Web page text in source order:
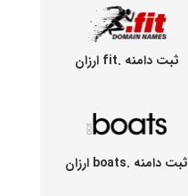
ثبت دامنه .fit ارزان
ثبت دامنه .boats ارزان